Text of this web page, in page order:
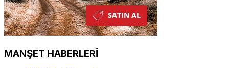
MANŞET HABERLERİ